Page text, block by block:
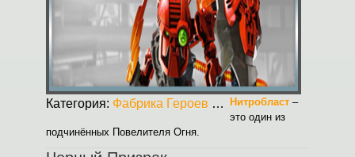
Категория: Фабрика Героев Опубликовано:
Нитробласт –
это один из
подчинённых Повелителя Огня.